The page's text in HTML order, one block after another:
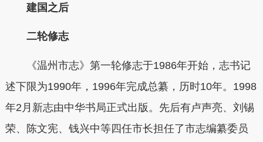
建国之后
二轮修志
《温州市志》第一轮修志于1986年开始，志书记
述下限为1990年，1996年完成总纂，历时10年。 1998
年2月新志由中华书局正式出版。 先后有卢声亮、刘锡
荣、陈文宪、钱兴中等四任市长担任了市志编纂委员